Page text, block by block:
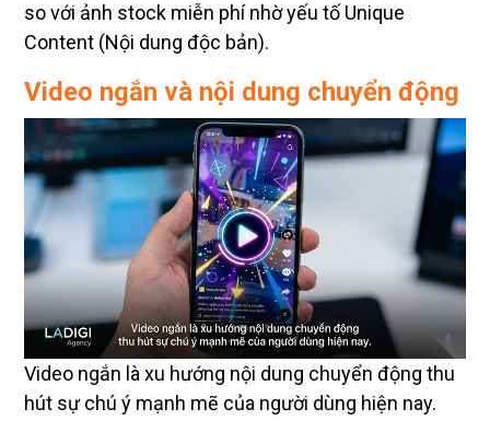
so với ảnh stock miễn phí nhờ yếu tố Unique
Content (Nội dung độc bản).
Video ngắn và nội dung chuyển động
Video ngắn là xu hướng nội dung chuyển động thu
hút sự chú ý mạnh mẽ của người dùng hiện nay.